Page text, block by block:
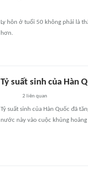
Ly hôn ở tuổi 50 không phải là
hơn.
Tỷ suất sinh của Hàn
2 liên quan
Tỷ suất sinh của Hàn Quốc đã
nước này vào cuộc khủng